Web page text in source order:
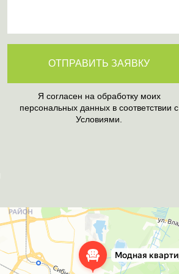
ОТПРАВИТЬ ЗАЯВКУ
Я согласен на обработку моих
персональных данных в соответствии с
Условиями.